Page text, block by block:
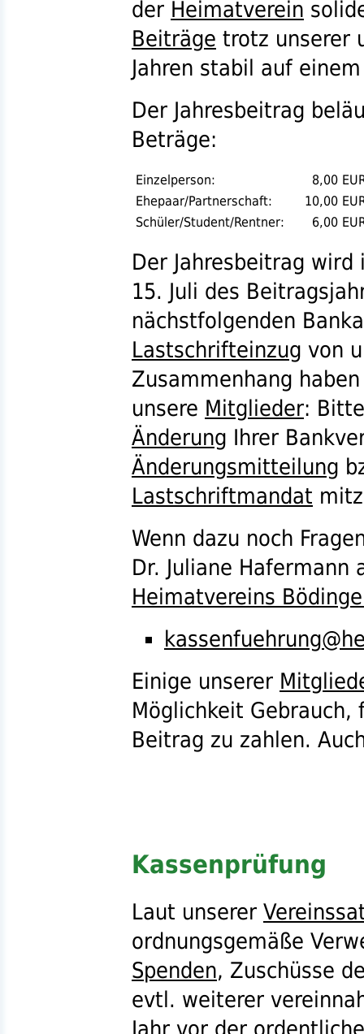
der Heimatverein
Beiträge trotz unserer
Jahren stabil auf
Der Jahresbeitrag
Beträge:
Einzelperson: 8,00
Ehepaar/Partnerschaft:
10,00
Schüler/Student/Rentner:
6,00
Der Jahresbeitrag
15. Juli des
nächstfolgenden
Lastschrifteinzug von
Zusammenhang
unsere Mitglieder:
Änderung Ihrer
Änderungsmitteilung
Lastschriftmandat
Wenn dazu noch
Dr. Juliane Hafermann
Heimatvereins
Einige unserer
Möglichkeit
Beitrag zu zahlen.
Kassenprüfung
Laut unserer
ordnungsgemäße
Spenden, Zuschüsse
evtl. weiterer
Jahr vor der